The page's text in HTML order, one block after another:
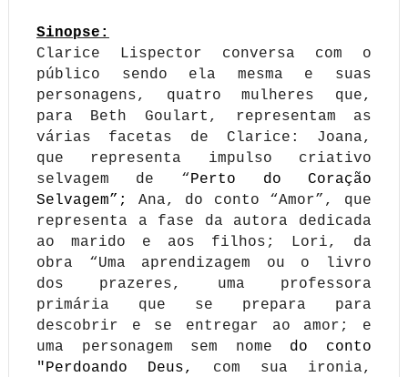
Sinopse:
Clarice Lispector conversa com o
público sendo ela mesma e suas
personagens, quatro mulheres que,
para Beth Goulart, representam as
várias facetas de Clarice: Joana,
que representa impulso criativo
selvagem de “Perto do Coração
Selvagem”;
Ana, do conto “Amor”, que
representa a fase da autora dedicada
ao marido e aos filhos; Lori, da
obra “Uma aprendizagem ou o livro
dos prazeres, uma professora
primária que se prepara para
descobrir e se entregar ao amor; e
uma personagem sem nome do conto
"Perdoando Deus, com sua ironia,